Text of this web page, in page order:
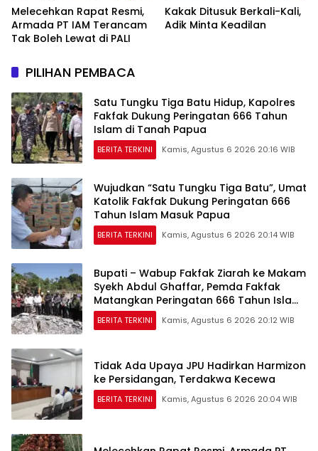
Melecehkan Rapat Resmi,
Armada PT IAM Terancam
Tak Boleh Lewat di PALI
Kakak Ditusuk Berkali-Kali,
Adik Minta Keadilan
PILIHAN PEMBACA
Satu Tungku Tiga Batu Hidup, Kapolres
Fakfak Dukung Peringatan 666 Tahun
Islam di Tanah Papua
BERITA TERKINI Kamis, Agustus 6 2026 20:16 WIB
Wujudkan “Satu Tungku Tiga Batu”, Umat
Katolik Fakfak Dukung Peringatan 666
Tahun Islam Masuk Papua
BERITA TERKINI Kamis, Agustus 6 2026 20:14 WIB
Bupati – Wabup Fakfak Ziarah ke Makam
Syekh Abdul Ghaffar, Pemda Fakfak
Matangkan Peringatan 666 Tahun Islam
Masuk Tanah Papua
BERITA TERKINI Kamis, Agustus 6 2026 20:12 WIB
Tidak Ada Upaya JPU Hadirkan Harmizon
ke Persidangan, Terdakwa Kecewa
BERITA TERKINI Kamis, Agustus 6 2026 20:04 WIB